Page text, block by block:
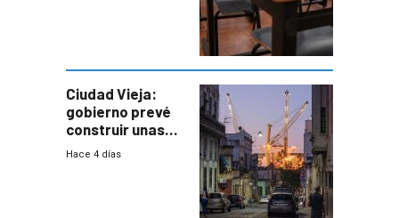
Ciudad Vieja:
gobierno prevé
construir unas
mil viviendas en
Hace 4 días